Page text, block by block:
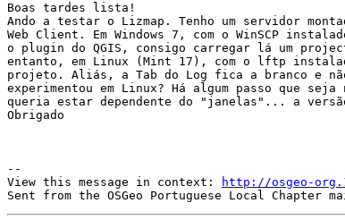
Boas tardes lista!
Ando a testar o Lizmap. Tenho um servidor
Web Client. Em Windows 7, com o WinSCP
o plugin do QGIS, consigo carregar lá um
entanto, em Linux (Mint 17), com o lftp
projeto. Aliás, a Tab do Log fica a branco e
experimentou em Linux? Há algum passo que
queria estar dependente do "janelas"... a
Obrigado
--
View this message in context:
http://osgeo-